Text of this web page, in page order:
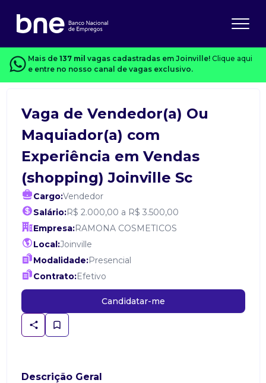
Mais de 137 mil vagas cadastradas em Joinville! Clique aqui
e entre no nosso canal de vagas exclusivo.
Vaga de Vendedor(a) Ou
Maquiador(a) com
Experiência em Vendas
(shopping) Joinville Sc
Cargo:Vendedor
Salário:R$ 2.000,00 a R$ 3.500,00
Empresa:RAMONA COSMETICOS
Local:Joinville
Modalidade:Presencial
Contrato:Efetivo
Candidatar-me
Descrição Geral